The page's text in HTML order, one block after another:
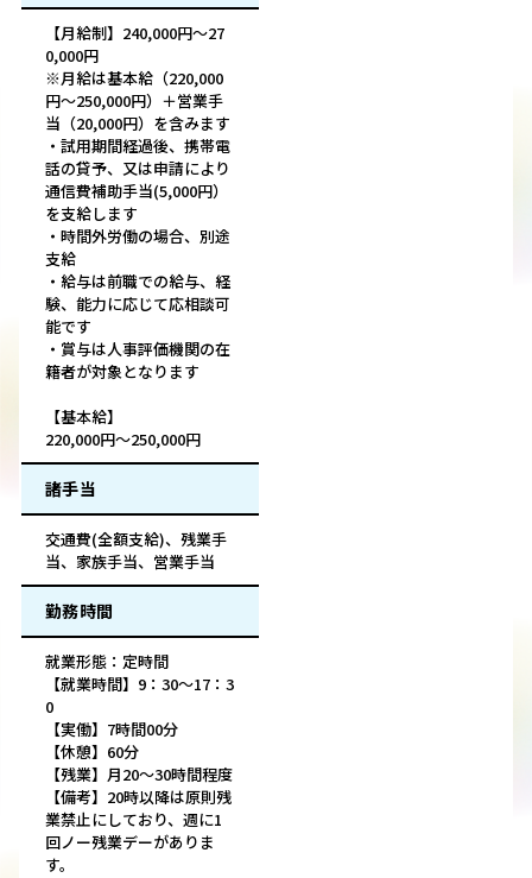
【月給制】240,000円～27
0,000円
※月給は基本給（220,000
円～250,000円）＋営業手
当（20,000円）を含みます
・試用期間経過後、携帯電
話の貸予、又は申請により
通信費補助手当(5,000円）
を支給します
・時間外労働の場合、別途
支給
・給与は前職での給与、経
験、能力に応じて応相談可
能です
・賞与は人事評価機関の在
籍者が対象となります
【基本給】
220,000円～250,000円
諸手当
交通費(全額支給)、残業手
当、家族手当、営業手当
勤務時間
就業形態：定時間
【就業時間】9：30～17：3
0
【実働】7時間00分
【休憩】60分
【残業】月20～30時間程度
【備考】20時以降は原則残
業禁止にしており、週に1
回ノー残業デーがありま
す。